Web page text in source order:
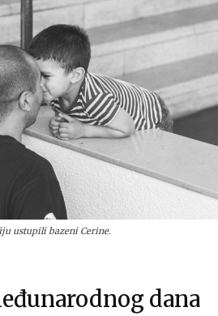
ustupili bazeni Cerine.
dana